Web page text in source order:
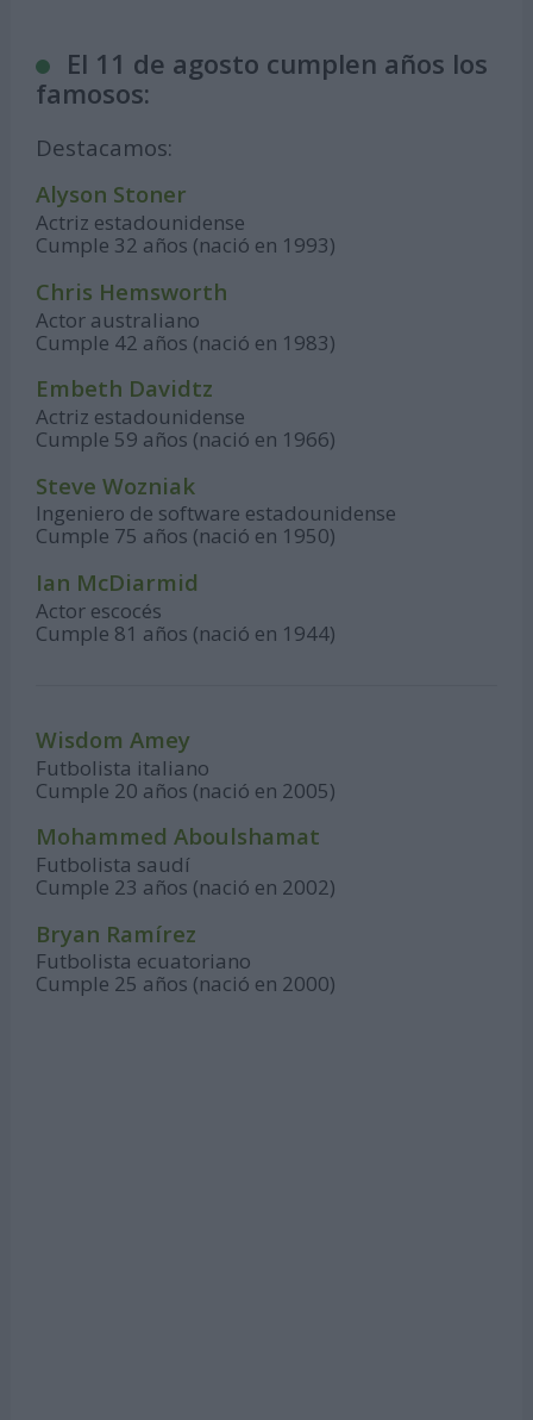
El 11 de agosto cumplen años los
famosos:
Destacamos:
Alyson Stoner
Actriz estadounidense
Cumple 32 años (nació en 1993)
Chris Hemsworth
Actor australiano
Cumple 42 años (nació en 1983)
Embeth Davidtz
Actriz estadounidense
Cumple 59 años (nació en 1966)
Steve Wozniak
Ingeniero de software estadounidense
Cumple 75 años (nació en 1950)
Ian McDiarmid
Actor escocés
Cumple 81 años (nació en 1944)
Wisdom Amey
Futbolista italiano
Cumple 20 años (nació en 2005)
Mohammed Aboulshamat
Futbolista saudí
Cumple 23 años (nació en 2002)
Bryan Ramírez
Futbolista ecuatoriano
Cumple 25 años (nació en 2000)